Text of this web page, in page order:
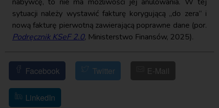
sytuacji należy wystawić fakturę korygującą „do zera” i
nową fakturę pierwotną zawierającą poprawne dane (por.
Podręcznik KSeF 2.0, Ministerstwo Finansów, 2025).
Facebook Twitter E-Mail
LinkedIn